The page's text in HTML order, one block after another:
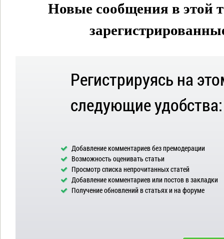
Новые сообщения в этой
Регистрируясь на
следующие удобства:
Добавление комментариев без премодерации
Возможность оценивать статьи
Просмотр списка непрочитанных статей
Добавление комментариев или постов в закладки
Получение обновлений в статьях и на форуме